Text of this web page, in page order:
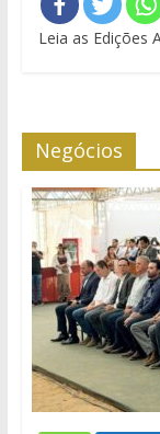
Leia as Edições
Negócios